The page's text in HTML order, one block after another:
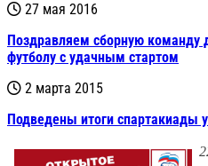
27 мая 2016
Поздравляем сборную
футболу с удачным стартом
2 марта 2015
Подведены итоги спартакиады